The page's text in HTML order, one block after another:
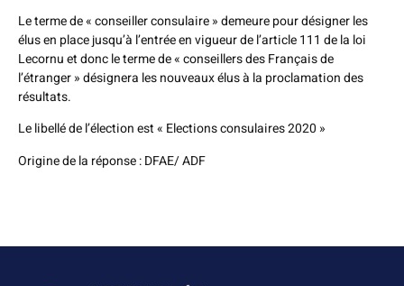
Le terme de « conseiller consulaire » demeure pour désigner les
élus en place jusqu’à l’entrée en vigueur de l’article 111 de la loi
Lecornu et donc le terme de « conseillers des Français de
l’étranger » désignera les nouveaux élus à la proclamation des
résultats.
Le libellé de l’élection est « Elections consulaires 2020 »
Origine de la réponse : DFAE/ ADF